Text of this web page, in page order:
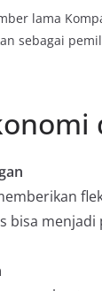
lama
sebagai
bisa